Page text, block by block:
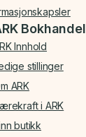
Bokhandel
Innhold
stillinger
ARK
i ARK
butikk